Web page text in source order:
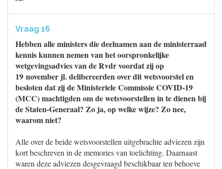
Vraag 16
Hebben alle ministers die deelnamen aan de ministerraad
kennis kunnen nemen van het oorspronkelijke
wetgevingsadvies van de Rvdr voordat zij op
19 november jl. delibereerden over dit wetsvoorstel en
besloten dat zij de Ministeriele Commissie COVID-19
(MCC) machtigden om de wetsvoorstellen in te dienen bij
de Staten-Generaal? Zo ja, op welke wijze? Zo nee,
waarom niet?
Alle over de beide wetsvoorstellen uitgebrachte adviezen zijn
kort beschreven in de memories van toelichting. Daarnaast
waren deze adviezen desgevraagd beschikbaar ten behoeve